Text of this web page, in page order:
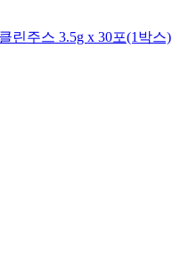
린주스 3.5g x 30포(1박스)